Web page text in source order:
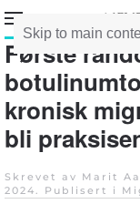
Skip to main
Første
kronisk
bli
Skrevet av Marit
2024. Publisert i